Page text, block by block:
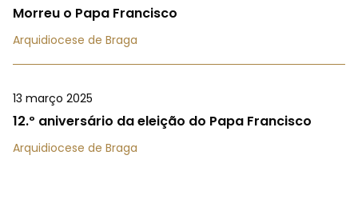
Morreu o Papa Francisco
Arquidiocese de Braga
13 março 2025
12.º aniversário da eleição do Papa Francisco
Arquidiocese de Braga